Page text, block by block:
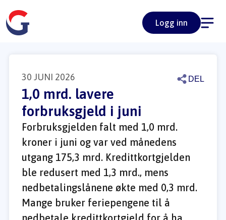
Logg inn
30 JUNI 2026 DEL
1,0 mrd. lavere
forbruksgjeld i juni
Forbruksgjelden falt med 1,0 mrd.
kroner i juni og var ved månedens
utgang 175,3 mrd. Kredittkortgjelden
ble redusert med 1,3 mrd., mens
nedbetalingslånene økte med 0,3 mrd.
Mange bruker feriepengene til å